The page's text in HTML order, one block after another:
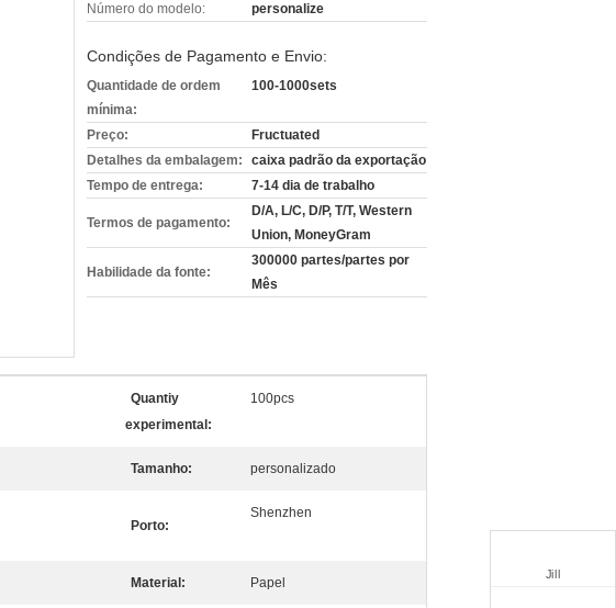
Jill
Número do modelo:
personalize
Condições de Pagamento e Envio:
Quantidade de ordem
mínima:
100-1000sets
Preço:
Fructuated
Detalhes da embalagem:
caixa padrão da exportação
Tempo de entrega:
7-14 dia de trabalho
Termos de pagamento:
D/A, L/C, D/P, T/T, Western
Union, MoneyGram
Habilidade da fonte:
300000 partes/partes por
Mês
Quantiy
experimental:
100pcs
Tamanho: personalizado
Porto:
Shenzhen
Material: Papel